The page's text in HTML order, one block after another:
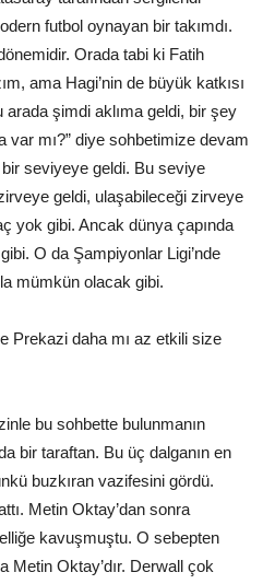
futbol oynayan bir takımdı.
Orada tabi ki Fatih
ama Hagi’nin de büyük katkısı
şimdi aklıma geldi, bir şey
var mı?” diye sohbetimize devam
seviyeye geldi. Bu seviye
geldi, ulaşabileceği zirveye
yok gibi. Ancak dünya çapında
O da Şampiyonlar Ligi’nde
mümkün olacak gibi.
Prekazi daha mı az etkili size
bu sohbette bulunmanın
bir taraftan. Bu üç dalganın en
buzkıran vazifesini gördü.
Metin Oktay’dan sonra
kavuşmuştu. O sebepten
Metin Oktay’dır. Derwall çok